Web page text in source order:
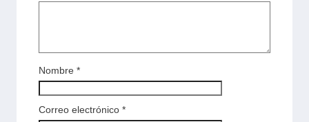
Nombre *
Correo electrónico *